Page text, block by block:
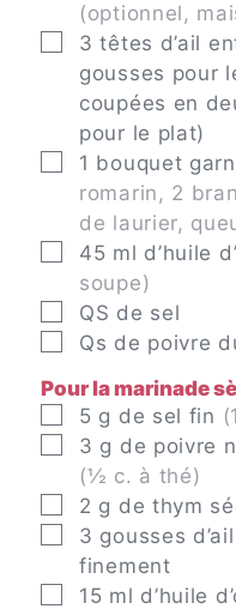
(optionnel,
▢
3 têtes d’ail
gousses pour
coupées en
pour le plat)
▢
1 bouquet
romarin, 2
de laurier,
▢
45 ml d’huile
soupe)
▢
QS de sel
▢
Qs de poivre
Pour la marinade
▢
5 g de sel fin
▢
3 g de poivre
(½ c. à thé)
▢
2 g de thym
▢
3 gousses
finement
▢
15 ml d’huile